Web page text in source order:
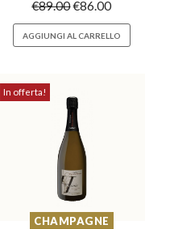
€89.00€86.00
AGGIUNGI AL CARRELLO
In offerta!
CHAMPAGNE